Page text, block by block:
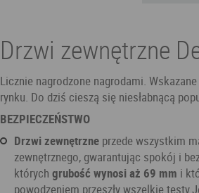
Drzwi zewnętrzne
Licznie nagrodzone nagrodami.
rynku. Do dziś cieszą się niesłabnącą
BEZPIECZEŃSTWO
Drzwi zewnętrzne przede wszystkim
zewnętrznego, gwarantując spokój i
których grubość wynosi aż 69 mm i
powodzeniem przeszły wszelkie